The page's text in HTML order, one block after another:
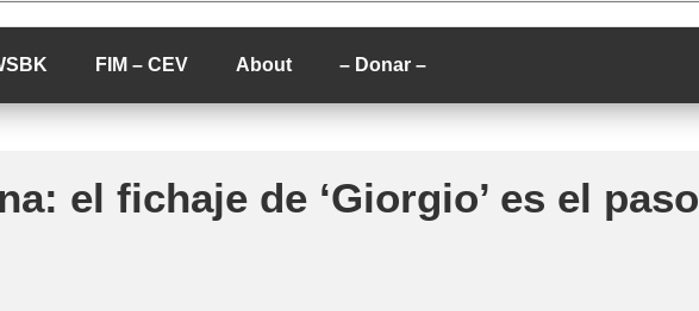
GP
FIM – CEV About – Donar –
el fichaje de ‘Giorgio’ es el paso